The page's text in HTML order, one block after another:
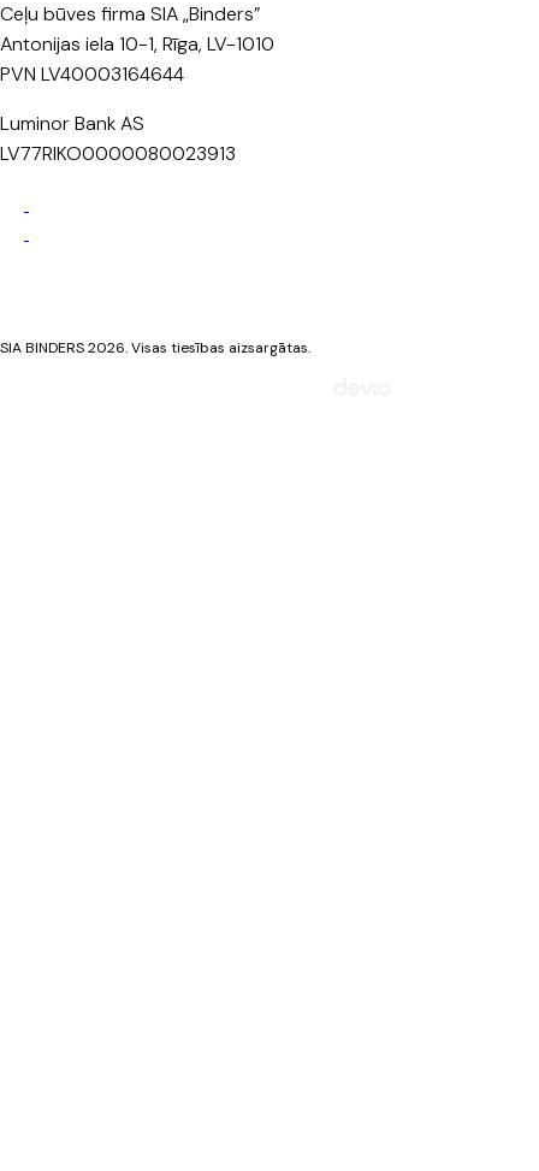
Ceļu būves firma SIA „Binders”
Antonijas iela 10-1, Rīga, LV-1010
PVN LV40003164644
Luminor Bank AS
LV77RIKO0000080023913
SIA BINDERS 2026. Visas tiesības aizsargātas.